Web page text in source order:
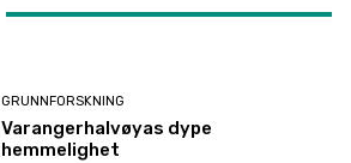
GRUNNFORSKNING
Varangerhalvøyas dype
hemmelighet